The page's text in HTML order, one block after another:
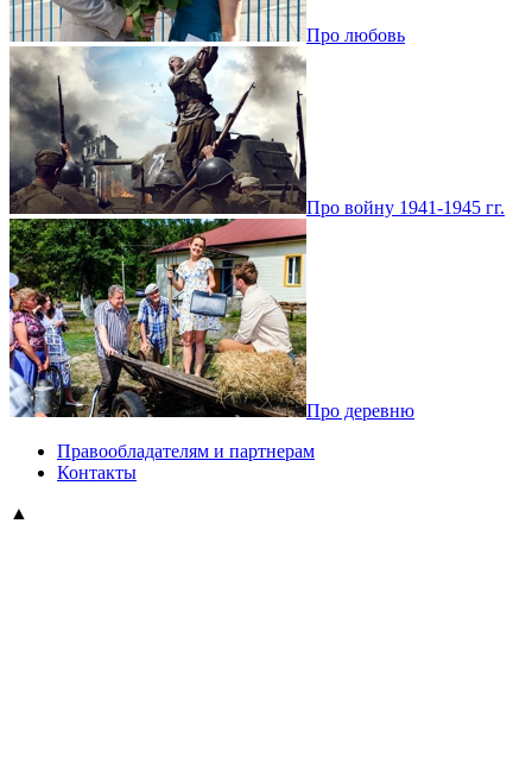
Про любовь
Про войну 1941-1945 гг.
Про деревню
Правообладателям и партнерам
Контакты
▲